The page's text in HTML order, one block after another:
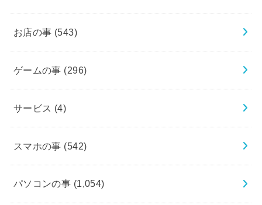
お店の事 (543)
ゲームの事 (296)
サービス (4)
スマホの事 (542)
パソコンの事 (1,054)